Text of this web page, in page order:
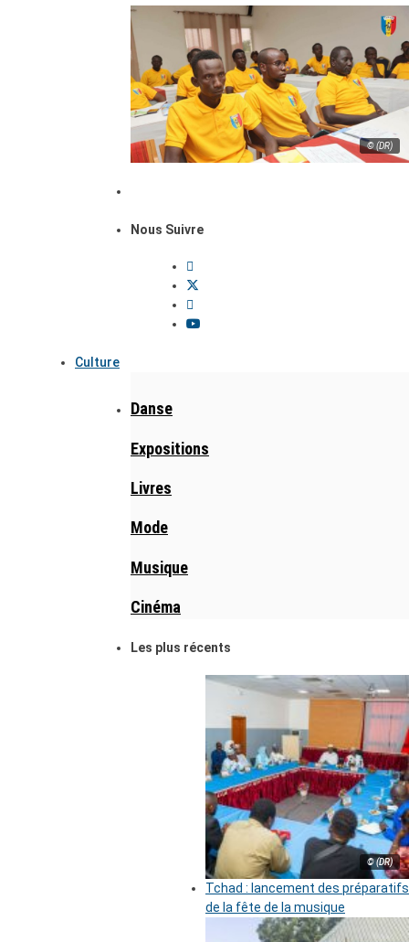
© (DR)
Nous Suivre
Culture
Danse
Expositions
Livres
Mode
Musique
Cinéma
Les plus récents
© (DR)
Tchad : lancement des préparatifs
de la fête de la musique